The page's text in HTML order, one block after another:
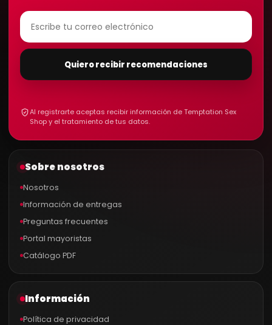
Quiero recibir recomendaciones
Al registrarte aceptas recibir información de Temptation Sex
Shop y el tratamiento de tus datos.
Sobre nosotros
Nosotros
Información de entregas
Preguntas frecuentes
Portal mayoristas
Catálogo PDF
Información
Política de privacidad